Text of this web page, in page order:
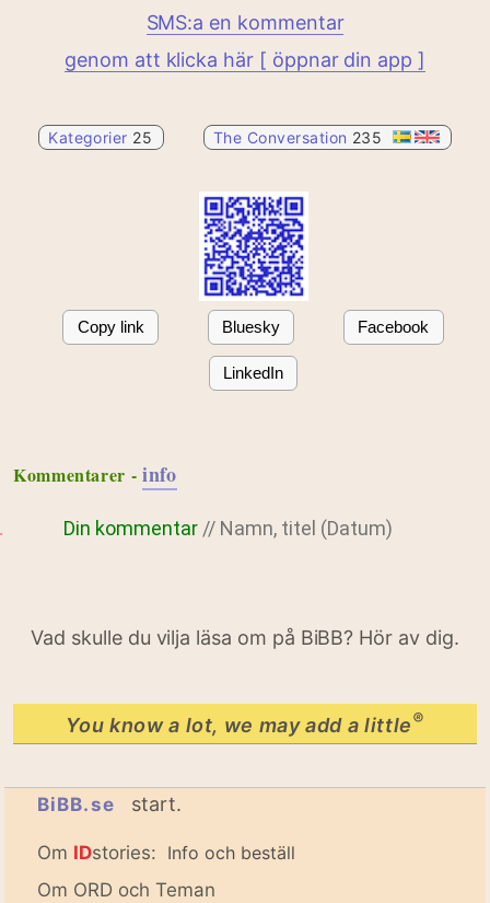
SMS:a en kommentar
genom att klicka här [ öppnar din app ]
Kategorier 25 The Conversation 235
Copy link Bluesky Facebook
LinkedIn
Kommentarer - info
Din kommentar // Namn, titel (Datum)
Vad skulle du vilja läsa om på BiBB? Hör av dig.
You know a lot, we may add a little®
BiBB.se start.
Om IDstories: Info och beställ
Om ORD och Teman